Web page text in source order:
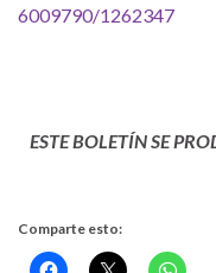
6009790/1262347
ESTE BOLETÍN SE
Comparte esto: